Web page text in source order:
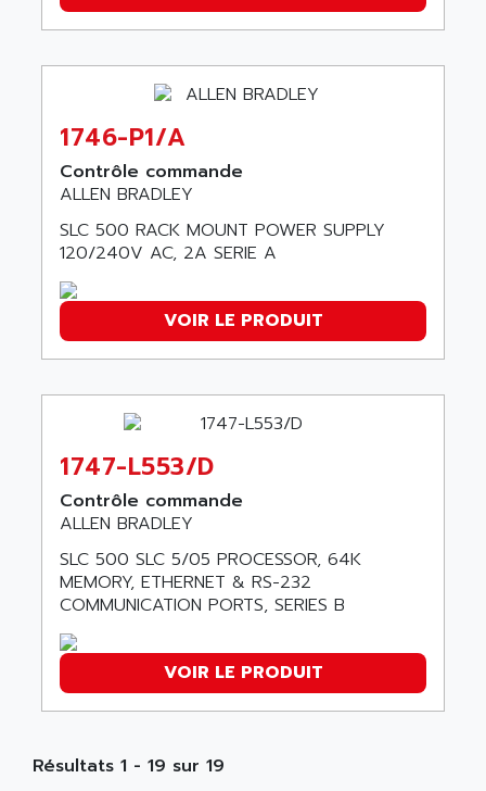
9300-SERIES
SERIE 9000
SERVOPACK
UNIDRIVE
FMV
DIGIDRIVE SE
VERITRON
PANELVIEW
AXUMERIK
PROVIT
GRADIPAK
SIMATIC MP
MINI MAESTRO
NT3
CYBER 4000
RPX30
SINUMERIK 820/
LOGO
SIMATIC MULTIPANEL
CL200
PWE
ALCATEL-LUCENT
ALDES
ALFA PROGETTI
ALFA ROMEO
ALFAA
ALFA-LAVAL
ALFATRONIX
ALFONS HAAR
ALIZEA
ALLEGRO MICROSYSTEMS
ALLEN
ALLEN BRADLEY
ALLEN CODIERGERATE GMBH
ALLEN CODING SYSTEMS
ALLIANCE INSTRUMENTS
ALLIANCE MEMORY
ALLIED TELESYN
1746-P1/A
Contrôle commande
ALLEN BRADLEY
SLC 500 RACK MOUNT POWER SUPPLY
120/240V AC, 2A SERIE A
VOIR LE PRODUIT
1747-L553/D
Contrôle commande
ALLEN BRADLEY
SLC 500 SLC 5/05 PROCESSOR, 64K
MEMORY, ETHERNET & RS-232
COMMUNICATION PORTS, SERIES B
VOIR LE PRODUIT
Résultats 1 - 19 sur 19